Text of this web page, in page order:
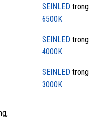
SEINLED trong
6500K
SEINLED trong
4000K
SEINLED trong
3000K